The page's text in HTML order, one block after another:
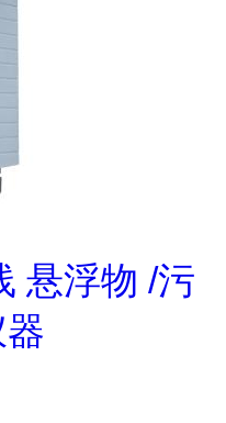
悬浮物 /污